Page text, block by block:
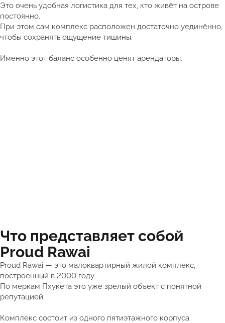
Это очень удобная логистика для тех, кто живёт на острове
постоянно.
При этом сам комплекс расположен достаточно уединённо,
чтобы сохранять ощущение тишины.
Именно этот баланс особенно ценят арендаторы.
Что представляет собой
Proud Rawai
Proud Rawai — это малоквартирный жилой комплекс,
построенный в 2000 году.
По меркам Пхукета это уже зрелый объект с понятной
репутацией.
Комплекс состоит из одного пятиэтажного корпуса.